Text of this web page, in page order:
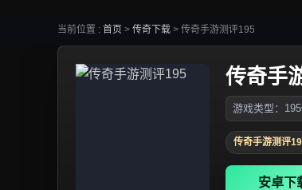
当前位置 : 首页 > 传奇下载 > 传奇手游测评195
传奇手
游戏类型：
传奇手游测评
安卓下